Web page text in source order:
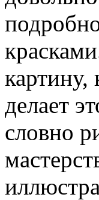
делает
словно